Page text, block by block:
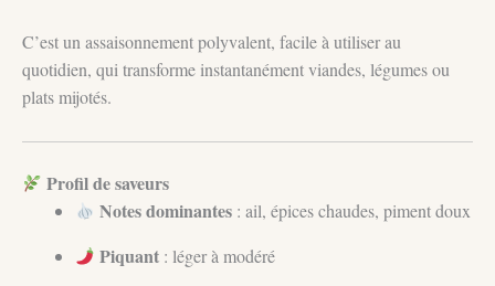
C’est un assaisonnement polyvalent, facile à utiliser au
quotidien, qui transforme instantanément viandes, légumes ou
plats mijotés.
Profil de saveurs
Notes dominantes : ail, épices chaudes, piment doux
Piquant : léger à modéré